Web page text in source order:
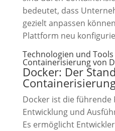
bedeutet, dass
gezielt anpassen
Plattform neu
Technologien und
Containerisierung von
Docker: Der
Docker ist die
Entwicklung und
Es ermöglicht